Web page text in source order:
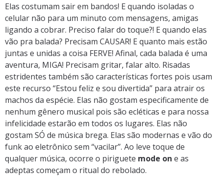
Elas costumam sair em bandos! E quando isoladas o
celular não para um minuto com mensagens, amigas
ligando a cobrar. Preciso falar do toque?! E quando elas
vão pra balada? Precisam CAUSAR! E quanto mais estão
juntas e unidas a coisa FERVE! Afinal, cada balada é uma
aventura, MIGA! Precisam gritar, falar alto. Risadas
estridentes também são características fortes pois usam
este recurso “Estou feliz e sou divertida” para atrair os
machos da espécie. Elas não gostam especificamente de
nenhum gênero musical pois são ecléticas e para nossa
infelicidade estarão em todos os lugares. Elas não
gostam SÓ de música brega. Elas são modernas e vão do
funk ao eletrônico sem “vacilar”. Ao leve toque de
qualquer música, ocorre o piriguete mode on e as
adeptas começam o ritual do rebolado.